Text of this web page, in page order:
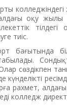
оқу жылы
тілдегі
тиіс.
бағы­тын­да
сөздікпен
рах­мет,
колледж